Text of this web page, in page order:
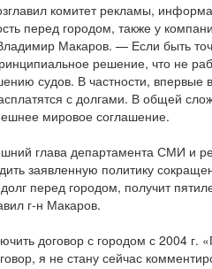
комитет рекламы,
перед городом, также у
Макаров. — Если быть
решение, что не
судов. В частности, впервые
с долгами. В общей
мировое соглашение.
глава департамента СМИ и
заявленную политику
перед городом, получит
г-н Макаров.
договор с городом с 2004
я не стану сейчас